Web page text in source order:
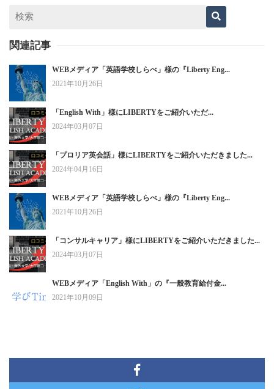
関連記事
WEBメディア「英語学校しらべ」様の『Liberty Eng...
2021年10月26日
「English With」様にLIBERTYをご紹介いただ...
2024年03月07日
「プロリア英会話」様にLIBERTYをご紹介いただきました...
2024年04月16日
WEBメディア「英語学校しらべ」様の『Liberty Eng...
2021年10月26日
「コンサルキャリア」様にLIBERTYをご紹介いただきました...
2024年03月07日
WEBメディア「English With」の『一般教育給付金...
2021年10月09日